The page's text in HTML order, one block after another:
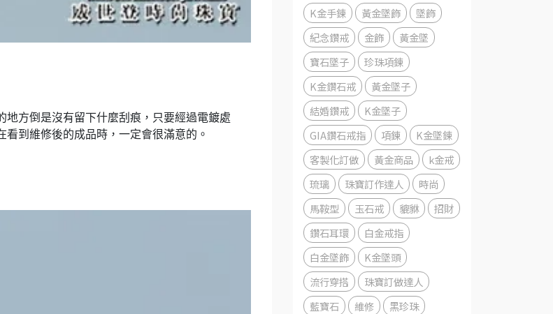
方倒是沒有留下什麼刮痕，只要經過電鍍處
看到維修後的成品時，一定會很滿意的。
K金手鍊
黃金墜飾
墜飾
紀念鑽戒
金飾
黃金墜
寶石墜子
珍珠項鍊
K金鑽石戒
黃金墜子
結婚鑽戒
K金墜子
GIA鑽石戒指
項鍊
K金墜鍊
客製化訂做
黃金商品
k金戒
琉璃
珠寶訂作達人
時尚
馬鞍型
玉石戒 貔貅
招財
鑽石耳環
白金戒指
白金墜飾
K金墜頭
流行穿搭
珠寶訂做達人
藍寶石
維修
黑珍珠